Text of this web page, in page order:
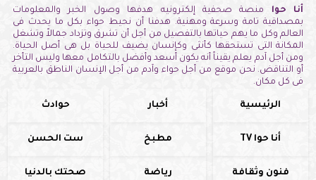
أنا حوا منصة صحفية إلكترونيه هدفها وصول الخبر والمعلومات
بمصداقية تامة وسرعة ومهنية. هدفنا أن نحيط حواء بكل ما يحدث فى
العالم وكل ما يهم حياتها بالتفصيل من أجل أن تشرق وتزداد جمالاً وتشغل
المكانة التى تستحقها كأنثى وكإنسان يضيف للحياة بل هى أصل الحياة.
ومن أجل آدم يعلم يقيناً أنه يكون أسعد وأفضل بالتكامل معها وليس التأخر
أو التناقض. نحن موقع من أجل حواء وآدم من أجل الإنسان الناطق بالعربية
فى كل مكان.
الرئيسية أخبار حوادث
أنا حوا TV مطبخ ست الحسن
فنون وثقافة رياضة صحتك بالدنيا